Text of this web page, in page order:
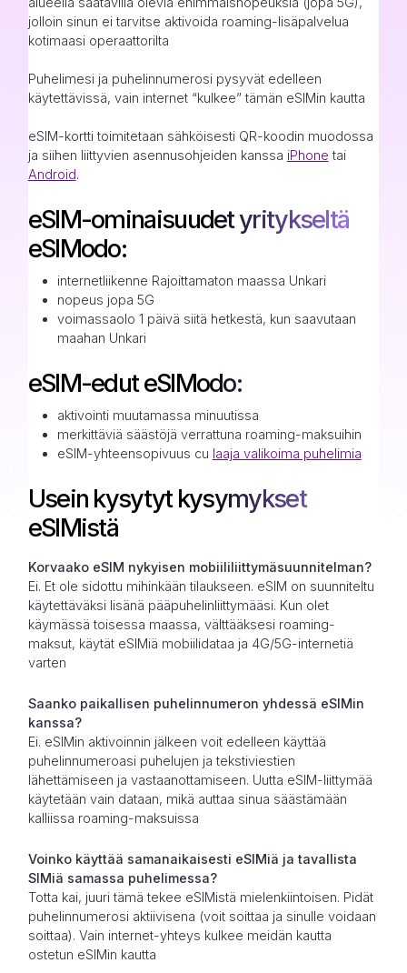
jolloin sinun ei tarvitse aktivoida roaming-lisäpalvelua
kotimaasi operaattorilta
Puhelimesi ja puhelinnumerosi pysyvät edelleen
käytettävissä, vain internet “kulkee” tämän eSIMin kautta
eSIM-kortti toimitetaan sähköisesti QR-koodin muodossa
ja siihen liittyvien asennusohjeiden kanssa iPhone tai
Android.
eSIM-ominaisuudet yritykseltä
eSIModo:
internetliikenne Rajoittamaton maassa Unkari
nopeus jopa 5G
voimassaolo 1 päivä siitä hetkestä, kun saavutaan
maahan Unkari
eSIM-edut eSIModo:
aktivointi muutamassa minuutissa
merkittäviä säästöjä verrattuna roaming-maksuihin
eSIM-yhteensopivuus cu laaja valikoima puhelimia
Usein kysytyt kysymykset
eSIMistä
Korvaako eSIM nykyisen mobiililiittymäsuunnitelman?
Ei. Et ole sidottu mihinkään tilaukseen. eSIM on suunniteltu
käytettäväksi lisänä pääpuhelinliittymääsi. Kun olet
käymässä toisessa maassa, välttääksesi roaming-
maksut, käytät eSIMiä mobiilidataa ja 4G/5G-internetiä
varten
Saanko paikallisen puhelinnumeron yhdessä eSIMin
kanssa?
Ei. eSIMin aktivoinnin jälkeen voit edelleen käyttää
puhelinnumeroasi puhelujen ja tekstiviestien
lähettämiseen ja vastaanottamiseen. Uutta eSIM-liittymää
käytetään vain dataan, mikä auttaa sinua säästämään
kalliissa roaming-maksuissa
Voinko käyttää samanaikaisesti eSIMiä ja tavallista
SIMiä samassa puhelimessa?
Totta kai, juuri tämä tekee eSIMistä mielenkiintoisen. Pidät
puhelinnumerosi aktiivisena (voit soittaa ja sinulle voidaan
soittaa). Vain internet-yhteys kulkee meidän kautta
ostetun eSIMin kautta